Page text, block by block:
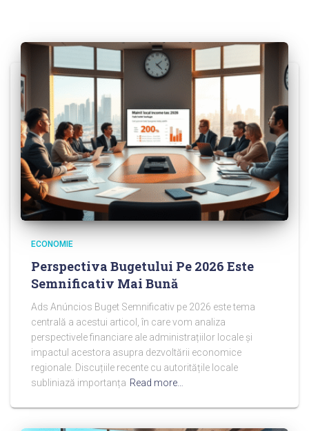
ECONOMIE
Perspectiva Bugetului Pe 2026 Este
Semnificativ Mai Bună
Ads Anúncios Buget Semnificativ pe 2026 este tema
centrală a acestui articol, în care vom analiza
perspectivele financiare ale administrațiilor locale și
impactul acestora asupra dezvoltării economice
regionale. Discuțiile recente cu autoritățile locale
subliniază importanța Read more…